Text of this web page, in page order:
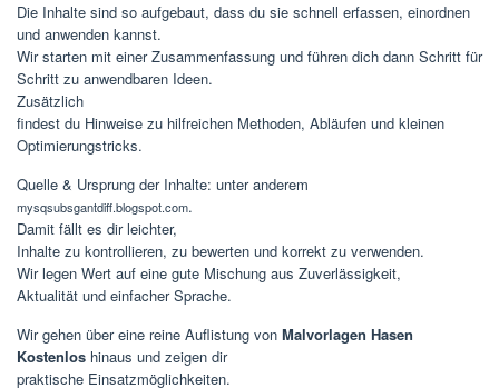
Die Inhalte sind so aufgebaut, dass du sie schnell erfassen, einordnen
und anwenden kannst.
Wir starten mit einer Zusammenfassung und führen dich dann Schritt für
Schritt zu anwendbaren Ideen.
Zusätzlich
findest du Hinweise zu hilfreichen Methoden, Abläufen und kleinen
Optimierungstricks.
Quelle & Ursprung der Inhalte: unter anderem
mysqsubsgantdiff.blogspot.com.
Damit fällt es dir leichter,
Inhalte zu kontrollieren, zu bewerten und korrekt zu verwenden.
Wir legen Wert auf eine gute Mischung aus Zuverlässigkeit,
Aktualität und einfacher Sprache.
Wir gehen über eine reine Auflistung von Malvorlagen Hasen
Kostenlos hinaus und zeigen dir
praktische Einsatzmöglichkeiten.